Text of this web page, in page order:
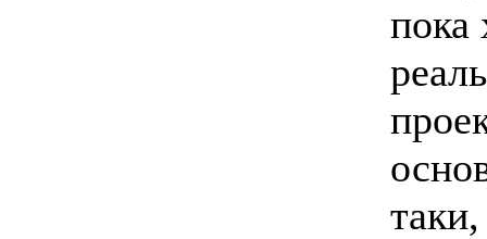
пока